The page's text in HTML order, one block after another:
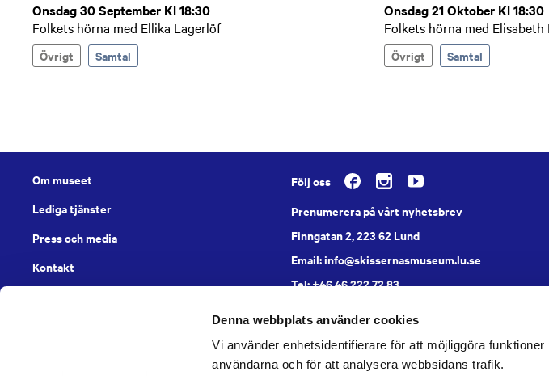
Denna webbplats använder cookies
Vi använder enhetsidentifierare för att möjliggöra
användarna och för att analysera webbsidans trafik.
Onsdag 30 September Kl 18:30
Folkets hörna med Ellika Lagerlöf
Övrigt Samtal
Onsdag 21 Oktober Kl 18:30
Folkets hörna med
Övrigt Samtal
Om museet
Lediga tjänster
Press och media
Kontakt
Följ oss
Prenumerera på vårt nyhetsbrev
Finngatan 2, 223 62 Lund
Email: info@skissernasmuseum.lu.se
Tel: +46 46 222 72 83